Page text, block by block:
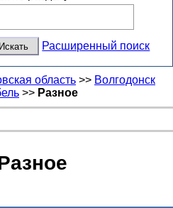
Расширенный поиск
область >> Волгодонск
>> Разное